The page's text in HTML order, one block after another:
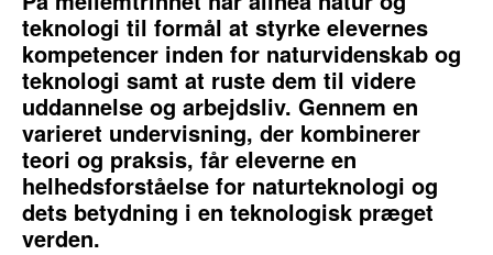
teknologi til formål at styrke elevernes
kompetencer inden for naturvidenskab og
teknologi samt at ruste dem til videre
uddannelse og arbejdsliv. Gennem en
varieret undervisning, der kombinerer
teori og praksis, får eleverne en
helhedsforståelse for naturteknologi og
dets betydning i en teknologisk præget
verden.